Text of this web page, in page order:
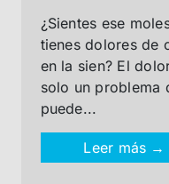
¿Sientes ese
tienes dolores de
en la sien? El
solo un problema
puede...
Leer más →